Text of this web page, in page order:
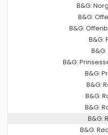
B&G:
B&G:
B&G:
B&G:
B&G:
B&G:
B&G:
B&G:
B&G:
B&G:
B&G:
B&G: